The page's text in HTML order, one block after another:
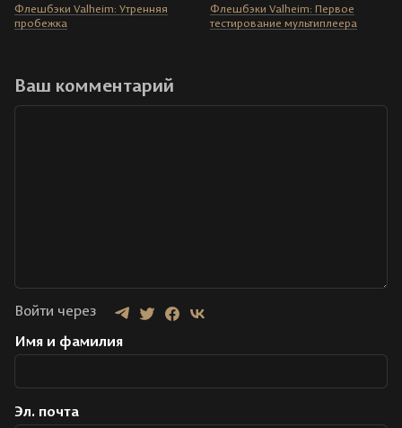
Флешбэки Valheim: Утренняя
пробежка
Флешбэки Valheim: Первое
тестирование мультиплеера
Ваш комментарий
Войти через
Имя и фамилия
Эл. почта